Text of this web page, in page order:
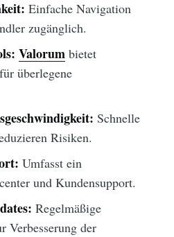
Einfache Navigation
zugänglich.
Valorumbietet
überlegene
Schnelle
Risiken.
Umfasst ein
und Kundensupport.
Regelmäßige
Verbesserung der